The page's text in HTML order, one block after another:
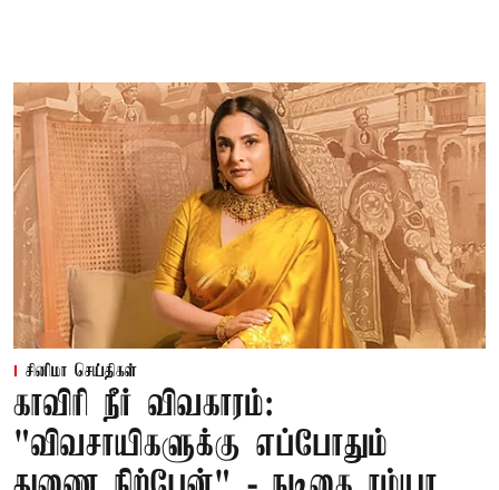
சினிமா செய்திகள்
காவிரி நீர் விவகாரம்:
"விவசாயிகளுக்கு எப்போதும்